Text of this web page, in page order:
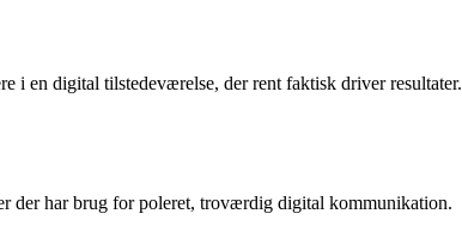
i en digital tilstedeværelse, der rent faktisk driver resultater.
der har brug for poleret, troværdig digital kommunikation.